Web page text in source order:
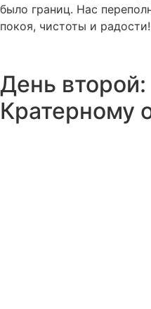
было границ. Нас
покоя, чистоты и радости!
День
Кратерному